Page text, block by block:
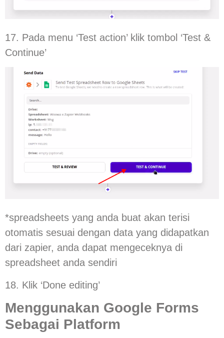
17. Pada menu ‘Test action’ klik tombol ‘Test &
Continue’
*spreadsheets yang anda buat akan terisi
otomatis sesuai dengan data yang didapatkan
dari zapier, anda dapat mengeceknya di
spreadsheet anda sendiri
18. Klik ‘Done editing’
Menggunakan Google Forms
Sebagai Platform